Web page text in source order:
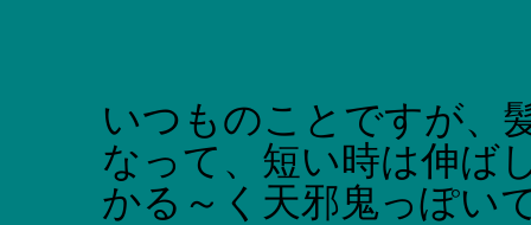
いつものことですが、
なって、短い時は伸ば
かる～く天邪鬼っぽい